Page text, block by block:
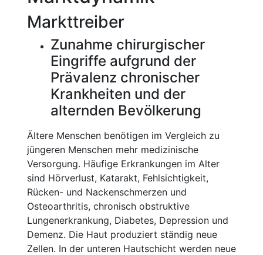
Markttreiber
Zunahme chirurgischer
Eingriffe aufgrund der
Prävalenz chronischer
Krankheiten und der
alternden Bevölkerung
Ältere Menschen benötigen im Vergleich zu
jüngeren Menschen mehr medizinische
Versorgung. Häufige Erkrankungen im Alter
sind Hörverlust, Katarakt, Fehlsichtigkeit,
Rücken- und Nackenschmerzen und
Osteoarthritis, chronisch obstruktive
Lungenerkrankung, Diabetes, Depression und
Demenz. Die Haut produziert ständig neue
Zellen. In der unteren Hautschicht werden neue